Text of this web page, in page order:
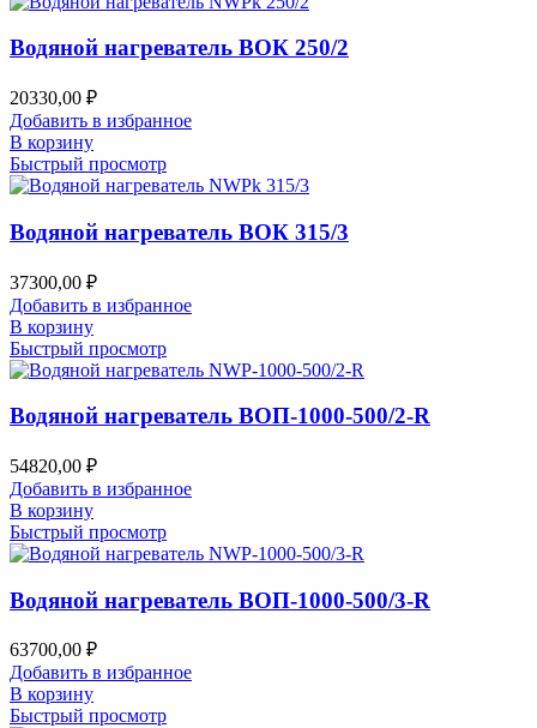
Водяной нагреватель ВОК 250/2
20330,00 ₽
Добавить в избранное
В корзину
Быстрый просмотр
Водяной нагреватель ВОК 315/3
37300,00 ₽
Добавить в избранное
В корзину
Быстрый просмотр
Водяной нагреватель ВОП-1000-500/2-R
54820,00 ₽
Добавить в избранное
В корзину
Быстрый просмотр
Водяной нагреватель ВОП-1000-500/3-R
63700,00 ₽
Добавить в избранное
В корзину
Быстрый просмотр